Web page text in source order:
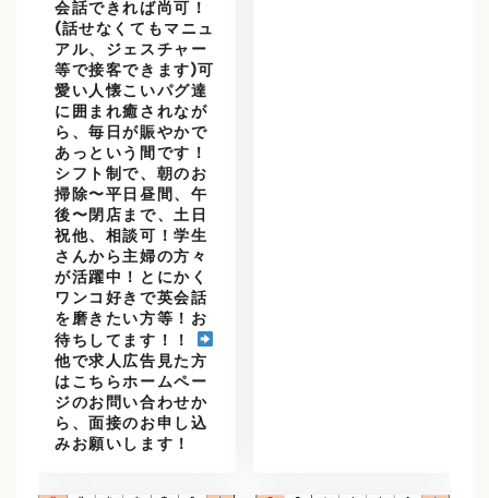
会話できれば尚可！
(話せなくてもマニュ
アル、ジェスチャー
等で接客できます)可
愛い人懐こいパグ達
に囲まれ癒されなが
ら、毎日が賑やかで
あっという間です！
シフト制で、朝のお
掃除〜平日昼間、午
後〜閉店まで、土日
祝他、相談可！学生
さんから主婦の方々
が活躍中！とにかく
ワンコ好きで英会話
を磨きたい方等！お
待ちしてます！！
他で求人広告見た方
はこちらホームペー
ジのお問い合わせか
ら、面接のお申し込
みお願いします！